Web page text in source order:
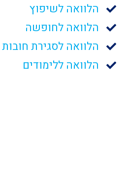
הלוואה לשיפוץ
הלוואה לחופשה
הלוואה לסגירת חובות
הלוואה ללימודים